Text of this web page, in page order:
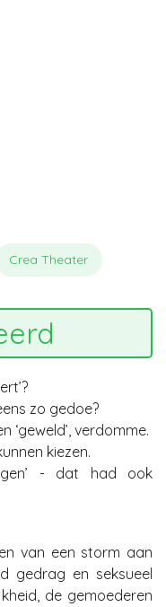
Crea Theater
zo gedoe?
‘geweld’, verdomme.
kiezen.
- dat had ook
van een storm aan
gedrag en seksueel
de gemoederen